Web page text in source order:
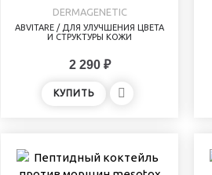
DERMAGENETIC
ABVITARE / ДЛЯ УЛУЧШЕНИЯ ЦВЕТА
И СТРУКТУРЫ КОЖИ
2 290 ₽
КУПИТЬ